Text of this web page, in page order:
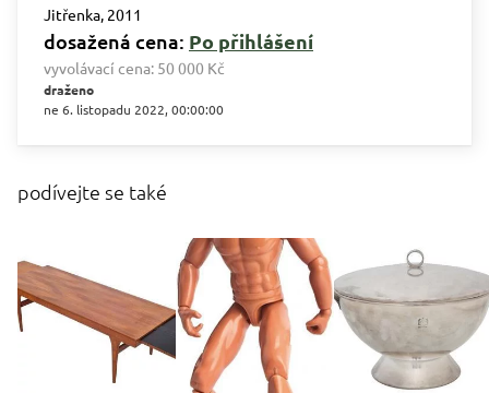
Jitřenka, 2011
dosažená cena: Po přihlášení
vyvolávací cena: 50 000 Kč
draženo
ne 6. listopadu 2022, 00:00:00
podívejte se také